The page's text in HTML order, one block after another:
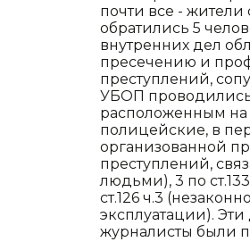
почти все -
обратились 5
внутренних дел
пресечению и
преступлений,
УБОП
расположенным на
полицейские, в
организованной
преступлений,
людьми), 3 по
ст.126 ч.3
эксплуатации).
журналисты были